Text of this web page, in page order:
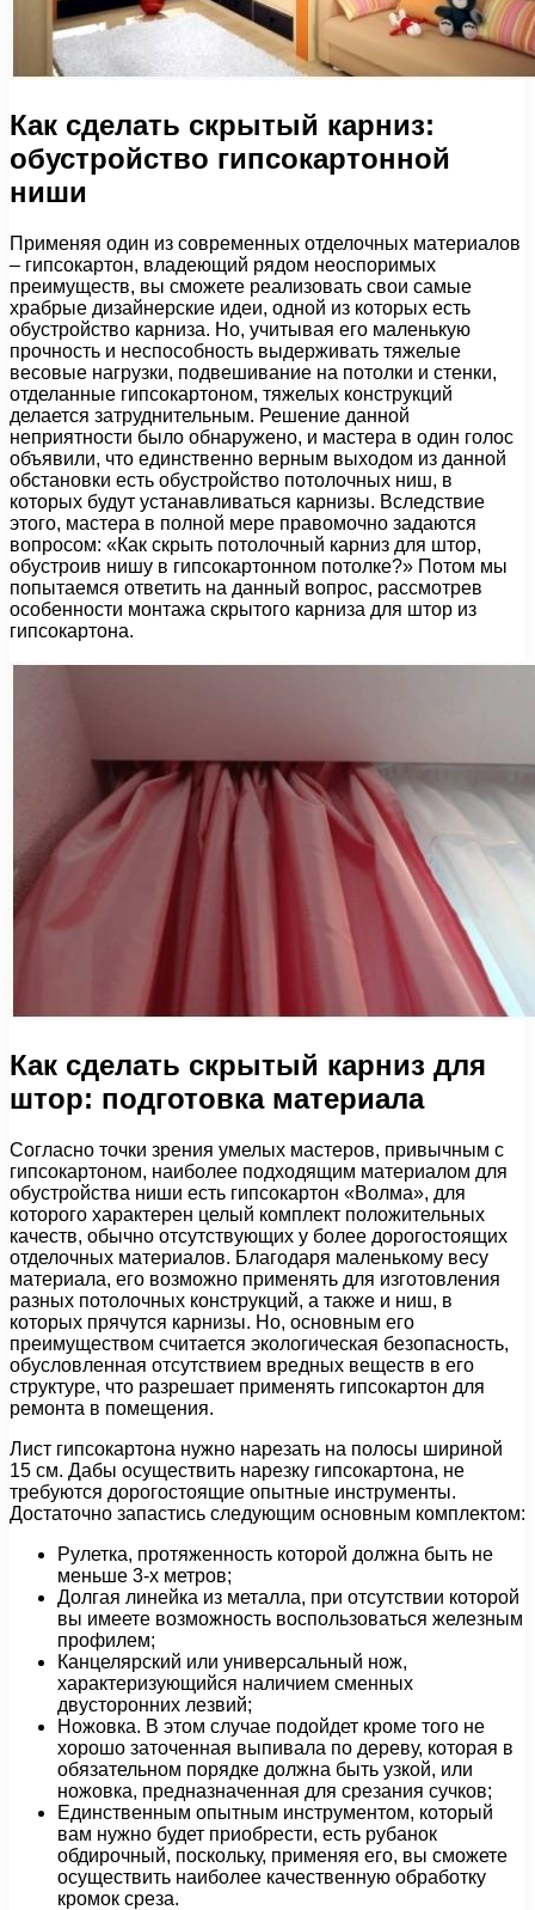
Как сделать скрытый карниз:
обустройство гипсокартонной
ниши
Применяя один из современных отделочных материалов
– гипсокартон, владеющий рядом неоспоримых
преимуществ, вы сможете реализовать свои самые
храбрые дизайнерские идеи, одной из которых есть
обустройство карниза. Но, учитывая его маленькую
прочность и неспособность выдерживать тяжелые
весовые нагрузки, подвешивание на потолки и стенки,
отделанные гипсокартоном, тяжелых конструкций
делается затруднительным. Решение данной
неприятности было обнаружено, и мастера в один голос
объявили, что единственно верным выходом из данной
обстановки есть обустройство потолочных ниш, в
которых будут устанавливаться карнизы. Вследствие
этого, мастера в полной мере правомочно задаются
вопросом: «Как скрыть потолочный карниз для штор,
обустроив нишу в гипсокартонном потолке?» Потом мы
попытаемся ответить на данный вопрос, рассмотрев
особенности монтажа скрытого карниза для штор из
гипсокартона.
Как сделать скрытый карниз для
штор: подготовка материала
Согласно точки зрения умелых мастеров, привычным с
гипсокартоном, наиболее подходящим материалом для
обустройства ниши есть гипсокартон «Волма», для
которого характерен целый комплект положительных
качеств, обычно отсутствующих у более дорогостоящих
отделочных материалов. Благодаря маленькому весу
материала, его возможно применять для изготовления
разных потолочных конструкций, а также и ниш, в
которых прячутся карнизы. Но, основным его
преимуществом считается экологическая безопасность,
обусловленная отсутствием вредных веществ в его
структуре, что разрешает применять гипсокартон для
ремонта в помещения.
Лист гипсокартона нужно нарезать на полосы шириной
15 см. Дабы осуществить нарезку гипсокартона, не
требуются дорогостоящие опытные инструменты.
Достаточно запастись следующим основным комплектом:
Рулетка, протяженность которой должна быть не
меньше 3-х метров;
Долгая линейка из металла, при отсутствии которой
вы имеете возможность воспользоваться железным
профилем;
Канцелярский или универсальный нож,
характеризующийся наличием сменных
двусторонних лезвий;
Ножовка. В этом случае подойдет кроме того не
хорошо заточенная выпивала по дереву, которая в
обязательном порядке должна быть узкой, или
ножовка, предназначенная для срезания сучков;
Единственным опытным инструментом, который
вам нужно будет приобрести, есть рубанок
обдирочный, поскольку, применяя его, вы сможете
осуществить наиболее качественную обработку
кромок среза.